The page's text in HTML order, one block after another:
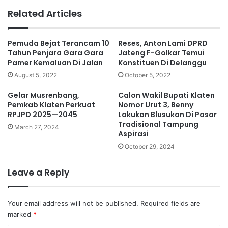
Related Articles
Pemuda Bejat Terancam 10
Tahun Penjara Gara Gara
Pamer Kemaluan Di Jalan
August 5, 2022
Reses, Anton Lami DPRD
Jateng F-Golkar Temui
Konstituen Di Delanggu
October 5, 2022
Gelar Musrenbang,
Pemkab Klaten Perkuat
RPJPD 2025—2045
March 27, 2024
Calon Wakil Bupati Klaten
Nomor Urut 3, Benny
Lakukan Blusukan Di Pasar
Tradisional Tampung
Aspirasi
October 29, 2024
Leave a Reply
Your email address will not be published. Required fields are
marked *